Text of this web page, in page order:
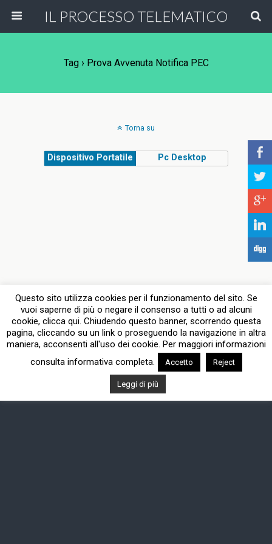
IL PROCESSO TELEMATICO
Tag › Prova Avvenuta Notifica PEC
Torna su
Dispositivo Portatile Pc Desktop
Questo sito utilizza cookies per il funzionamento del sito. Se
vuoi saperne di più o negare il consenso a tutti o ad alcuni
cookie, clicca qui. Chiudendo questo banner, scorrendo questa
pagina, cliccando su un link o proseguendo la navigazione in altra
maniera, acconsenti all'uso dei cookie. Per maggiori informazioni
consulta informativa completa.
Accetto Reject
Leggi di più
b
a
c
j
F